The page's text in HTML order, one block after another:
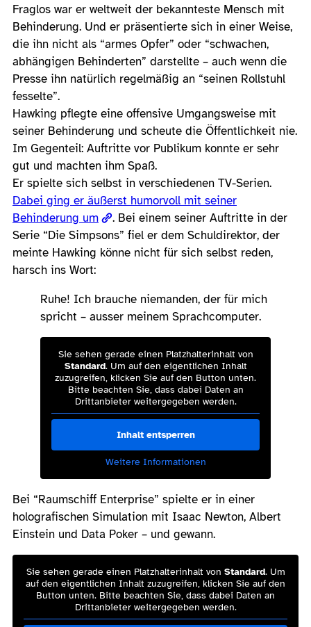
Fraglos war er weltweit der bekannteste Mensch mit
Behinderung. Und er präsentierte sich in einer Weise,
die ihn nicht als “armes Opfer” oder “schwachen,
abhängigen Behinderten” darstellte – auch wenn die
Presse ihn natürlich regelmäßig an “seinen Rollstuhl
fesselte”.
Hawking pflegte eine offensive Umgangsweise mit
seiner Behinderung und scheute die Öffentlichkeit nie.
Im Gegenteil: Auftritte vor Publikum konnte er sehr
gut und machten ihm Spaß.
Er spielte sich selbst in verschiedenen TV-Serien.
Dabei ging er äußerst humorvoll mit seiner
Behinderung um
. Bei einem seiner Auftritte in der
Serie “Die Simpsons” fiel er dem Schuldirektor, der
meinte Hawking könne nicht für sich selbst reden,
harsch ins Wort:
Ruhe! Ich brauche niemanden, der für mich
spricht – ausser meinem Sprachcomputer.
Sie sehen gerade einen Platzhalterinhalt von
Standard. Um auf den eigentlichen Inhalt
zuzugreifen, klicken Sie auf den Button unten.
Bitte beachten Sie, dass dabei Daten an
Drittanbieter weitergegeben werden.
Inhalt entsperren
Weitere Informationen
Bei “Raumschiff Enterprise” spielte er in einer
holografischen Simulation mit Isaac Newton, Albert
Einstein und Data Poker – und gewann.
Sie sehen gerade einen Platzhalterinhalt von Standard. Um
auf den eigentlichen Inhalt zuzugreifen, klicken Sie auf den
Button unten. Bitte beachten Sie, dass dabei Daten an
Drittanbieter weitergegeben werden.